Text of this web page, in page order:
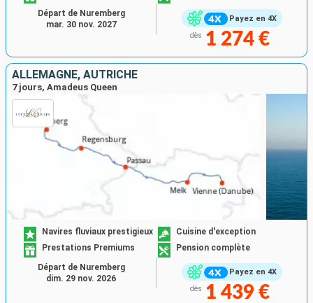
Payez en 4X
dès 1 274 €
Départ de Nuremberg
mar. 30 nov. 2027
ALLEMAGNE, AUTRICHE
7 jours, Amadeus Queen
Payez en 4X
Navires fluviaux prestigieux
Cuisine d'exception
Prestations Premiums
Pension complète
dès 1 439 €
Départ de Nuremberg
dim. 29 nov. 2026